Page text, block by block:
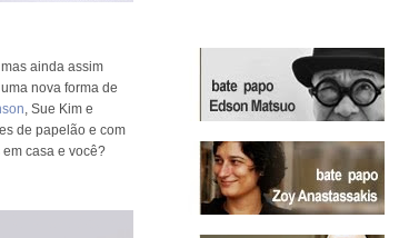
ainda assim
nova forma de
, Sue Kim e
de papelão e com
casa e você?